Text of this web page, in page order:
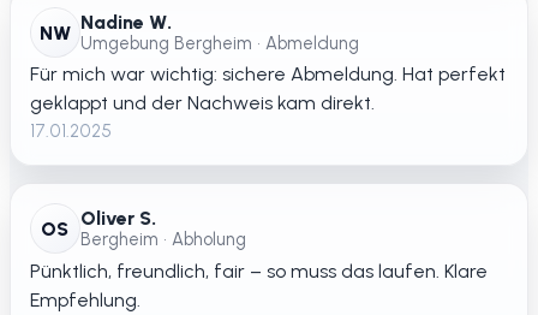
NW Nadine W.
Umgebung Bergheim • Abmeldung
Für mich war wichtig: sichere Abmeldung. Hat perfekt
geklappt und der Nachweis kam direkt.
17.01.2025
OS Oliver S.
Bergheim • Abholung
Pünktlich, freundlich, fair – so muss das laufen. Klare
Empfehlung.